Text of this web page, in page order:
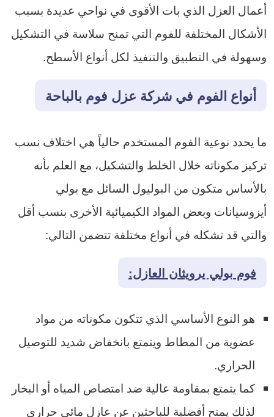
أعمال العزل الذي بات الأقوى في نواحي عديدة بسبب
الأشكال المختلفة للفوم التي تمنح سلاسة في التشكيل
وسهولة في التطبيق والتنفيذ لكل أنواع الأسطح.
أنواع الفوم في شركة عزل فوم بالباحة
ما يحدد نوعية الفوم المستخدم حالياً هي اختلاف نسب
تركيز مكوناته خلال الخلط والتشكيل، مع العلم بأنه
بالأساس متكون من البوليول السائل مع بولي
أيزوسيانات وبعض المواد الكيميائية الأخرى بنسب أقل
والتي قد تشكله في أنواع مختلفة تتضمن التالي:
فوم بولي يرويثان العازل:
هو النوع الأساسي الذي تتكون مكوناته من مواد
عضوية من المطاط ويتمتع بانخفاض شديد للتوصيل
الحراري.
كما يتمتع بمقاومة عالية ضد امتصاص المياه أو البخار
لذلك يمنح أفضلية للباحثين عن عازل مائي حراري